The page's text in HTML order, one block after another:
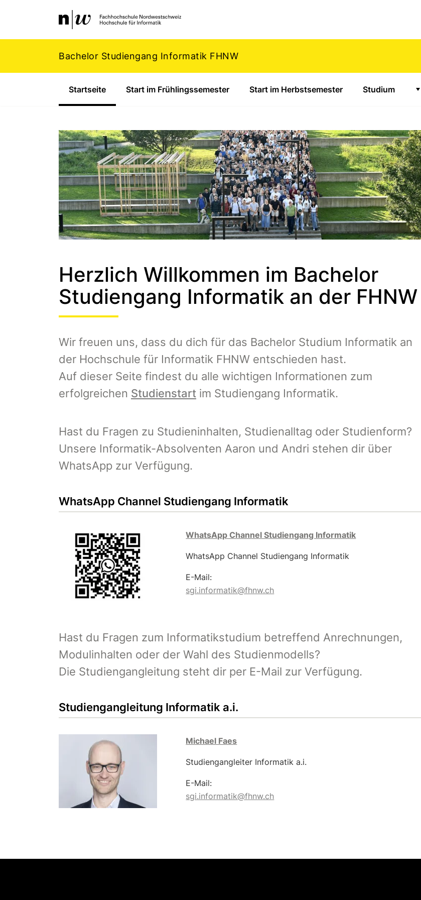
Navigation
Bachelor Studiengang Informatik FHNW
Startseite (Aktiv)Start im Frühlingssemester Start im Herbstsemester Studium
Herzlich Willkommen im Bachelor
Studiengang Informatik an der FHNW
Wir freuen uns, dass du dich für das Bachelor Studium Informatik an
der Hochschule für Informatik FHNW entschieden hast.
Auf dieser Seite findest du alle wichtigen Informationen zum
erfolgreichen Studienstart im Studiengang Informatik.
Hast du Fragen zu Studieninhalten, Studienalltag oder Studienform?
Unsere Informatik-Absolventen Aaron und Andri stehen dir über
WhatsApp zur Verfügung.
WhatsApp Channel Studiengang Informatik
WhatsApp Channel Studiengang Informatik
WhatsApp Channel Studiengang Informatik
E-Mail:
sgi.informatik@fhnw.ch
Hast du Fragen zum Informatikstudium betreffend Anrechnungen,
Modulinhalten oder der Wahl des Studienmodells?
Die Studiengangleitung steht dir per E-Mail zur Verfügung.
Studiengangleitung Informatik a.i.
Michael Faes
Studiengangleiter Informatik a.i.
E-Mail:
sgi.informatik@fhnw.ch
Footer